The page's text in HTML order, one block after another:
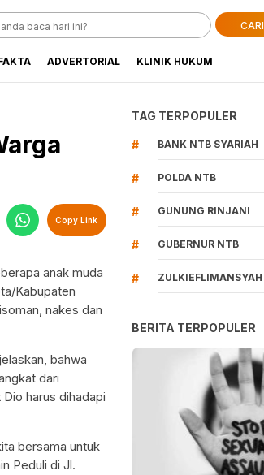
CARI
ADVERTORIAL KLINIK HUKUM
Copy Link
anak muda
Kabupaten
nakes dan
bahwa
dari
harus dihadapi
bersama untuk
Peduli di Jl.
TAG TERPOPULER
# BANK NTB SYARIAH
# POLDA NTB
# GUNUNG RINJANI
# GUBERNUR NTB
# ZULKIEFLIMANSYAH
BERITA TERPOPULER